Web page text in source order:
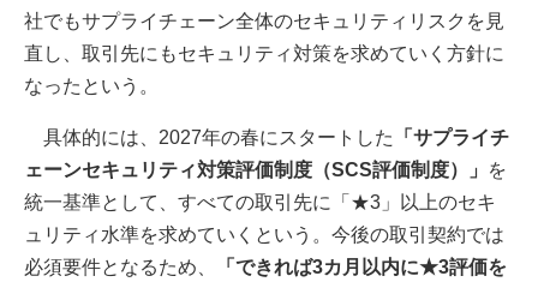
社でもサプライチェーン全体のセキュリティリスクを見
直し、取引先にもセキュリティ対策を求めていく方針に
なったという。
具体的には、2027年の春にスタートした
「サプライチ
ェーンセキュリティ対策評価制度（SCS評価制度）」
を
統一基準として、すべての取引先に「★3」以上のセキ
ュリティ水準を求めていくという。今後の取引契約では
必須要件となるため、
「できれば3カ月以内に★3評価を